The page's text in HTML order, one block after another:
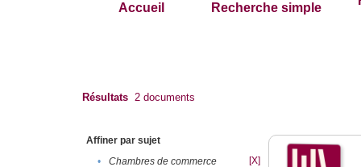
Accueil Recherche simple
Résultats 2 documents
Affiner par sujet
•
Chambres de commerce
[X]